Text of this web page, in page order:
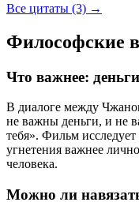
Все цитаты (3) →
Философские
Что важнее:
В диалоге между
не важны деньги, и не
тебя». Фильм
угнетения важнее
человека.
Можно ли